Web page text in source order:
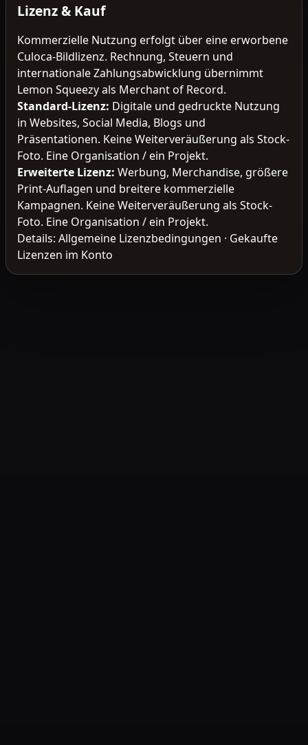
Lizenz & Kauf
Kommerzielle Nutzung erfolgt über eine erworbene
Culoca-Bildlizenz. Rechnung, Steuern und
internationale Zahlungsabwicklung übernimmt
Lemon Squeezy als Merchant of Record.
Standard-Lizenz: Digitale und gedruckte Nutzung
in Websites, Social Media, Blogs und
Präsentationen. Keine Weiterveräußerung als Stock-
Foto. Eine Organisation / ein Projekt.
Erweiterte Lizenz: Werbung, Merchandise, größere
Print-Auflagen und breitere kommerzielle
Kampagnen. Keine Weiterveräußerung als Stock-
Foto. Eine Organisation / ein Projekt.
Details: Allgemeine Lizenzbedingungen · Gekaufte
Lizenzen im Konto